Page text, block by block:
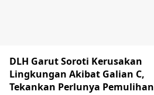
DLH Garut Soroti Kerusakan
Lingkungan Akibat Galian C,
Tekankan Perlunya Pemulihan